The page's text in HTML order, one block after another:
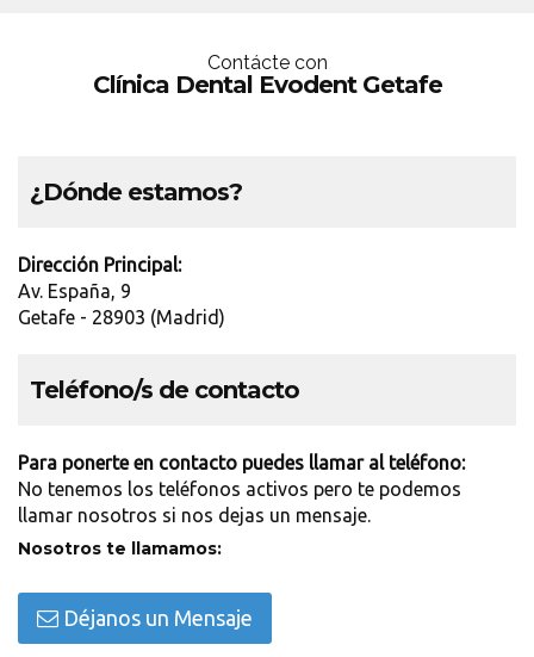
Contácte con
Clínica Dental Evodent Getafe
¿Dónde estamos?
Dirección Principal:
Av. España, 9
Getafe - 28903 (Madrid)
Teléfono/s de contacto
Para ponerte en contacto puedes llamar al teléfono:
No tenemos los teléfonos activos pero te podemos
llamar nosotros si nos dejas un mensaje.
Nosotros te llamamos:
Déjanos un Mensaje